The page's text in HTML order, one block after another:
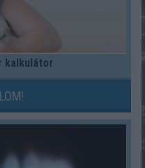
kalkulátor